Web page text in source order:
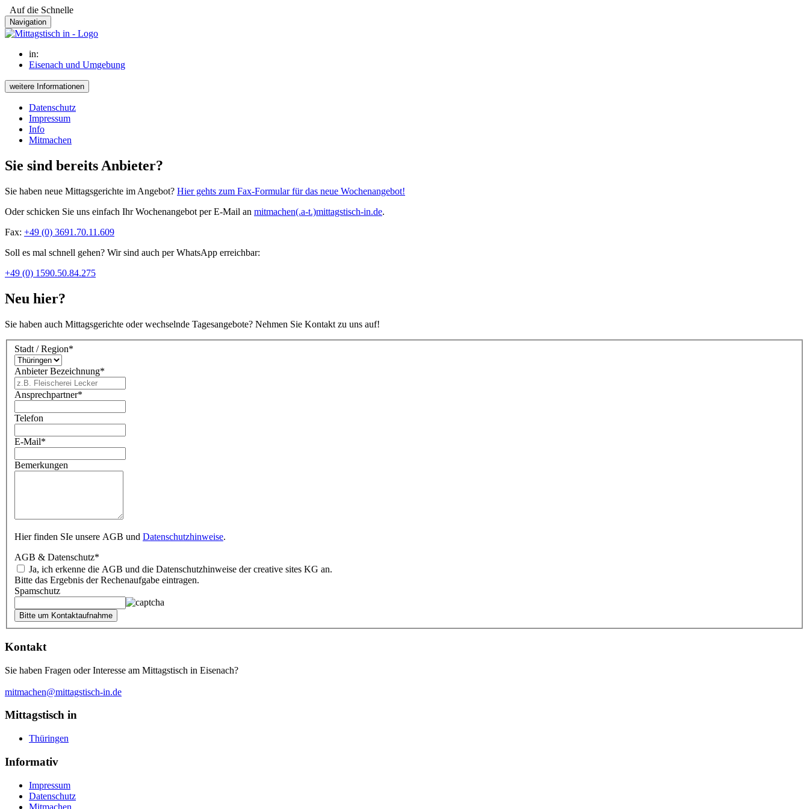
Auf die Schnelle
Navigation
in:
Eisenach und Umgebung
weitere Informationen
Datenschutz
Impressum
Info
Mitmachen
Sie sind bereits Anbieter?
Sie haben neue Mittagsgerichte im Angebot? Hier gehts zum Fax-Formular für das neue Wochenangebot!
Oder schicken Sie uns einfach Ihr Wochenangebot per E-Mail an mitmachen(.a-t.)mittagstisch-in.de.
Fax: +49 (0) 3691.70.11.609
Soll es mal schnell gehen? Wir sind auch per WhatsApp erreichbar:
+49 (0) 1590.50.84.275
Neu hier?
Sie haben auch Mittagsgerichte oder wechselnde Tagesangebote? Nehmen Sie Kontakt zu uns auf!
Stadt / Region*
Anbieter Bezeichnung*
Ansprechpartner*
Telefon
E-Mail*
Bemerkungen
Hier finden SIe unsere AGB und Datenschutzhinweise.
AGB & Datenschutz*
Ja, ich erkenne die AGB und die Datenschutzhinweise der creative sites KG an.
Bitte das Ergebnis der Rechenaufgabe eintragen.
Spamschutz
Kontakt
Sie haben Fragen oder Interesse am Mittagstisch in Eisenach?
mitmachen@mittagstisch-in.de
Mittagstisch in
Thüringen
Informativ
Impressum
Datenschutz
Mitmachen